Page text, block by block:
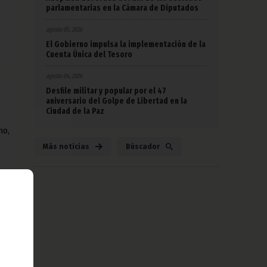
parlamentarias en la Cámara de Diputados
agosto 05, 2026
El Gobierno impulsa la implementación de la
Cuenta Única del Tesoro
agosto 04, 2026
Desfile militar y popular por el 47
aniversario del Golpe de Libertad en la
Ciudad de la Paz
Más noticias Búscador